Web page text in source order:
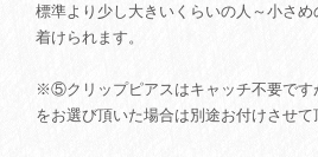
標準より少し大きいくらいの人～小さ
着けられます。
※⑤クリップピアスはキャッチ不要です
をお選び頂いた場合は別途お付けさせて